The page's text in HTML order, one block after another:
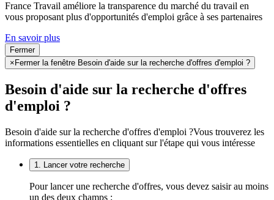
France Travail améliore la transparence du marché du travail en
vous proposant plus d'opportunités d'emploi grâce à ses partenaires
En savoir plus
Fermer
× Fermer la fenêtre Besoin d'aide sur la recherche d'offres d'emploi ?
Besoin d'aide sur la recherche d'offres
d'emploi ?
Besoin d'aide sur la recherche d'offres d'emploi ?Vous trouverez les
informations essentielles en cliquant sur l'étape qui vous intéresse
1. Lancer votre recherche
Pour lancer une recherche d'offres, vous devez saisir au moins
un des deux champs :